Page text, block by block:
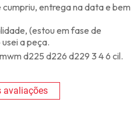
entrega na data e bem
(estou em fase de
a peça.
d225 d226 d229 3 4 6 cil.
avaliações